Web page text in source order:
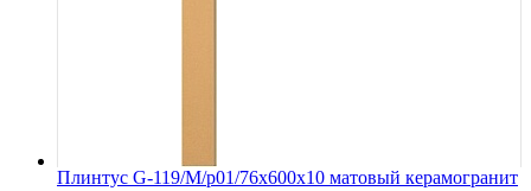
Плинтус G-119/М/p01/76x600x10 матовый керамогранит